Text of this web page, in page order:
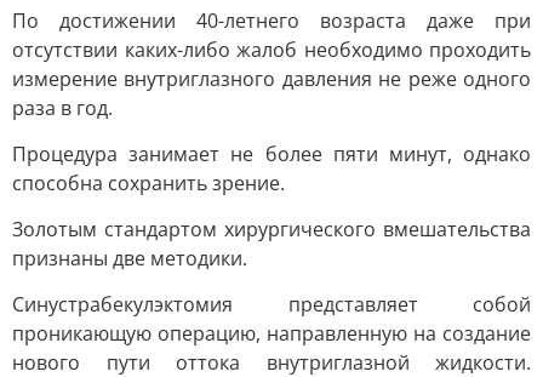
По достижении 40-летнего возраста даже при
отсутствии каких-либо жалоб необходимо проходить
измерение внутриглазного давления не реже одного
раза в год.
Процедура занимает не более пяти минут, однако
способна сохранить зрение.
Золотым стандартом хирургического вмешательства
признаны две методики.
Синустрабекулэктомия представляет собой
проникающую операцию, направленную на создание
нового пути оттока внутриглазной жидкости.